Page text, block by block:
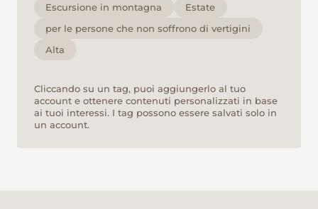
Escursione in montagna
Estate
per le persone che non soffrono di vertigini
Alta
Cliccando su un tag, puoi aggiungerlo al tuo
account e ottenere contenuti personalizzati in base
ai tuoi interessi. I tag possono essere salvati solo in
un account.